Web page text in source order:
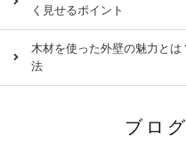
く見せるポイント
木材を使った外壁の魅力と
法
ブロ